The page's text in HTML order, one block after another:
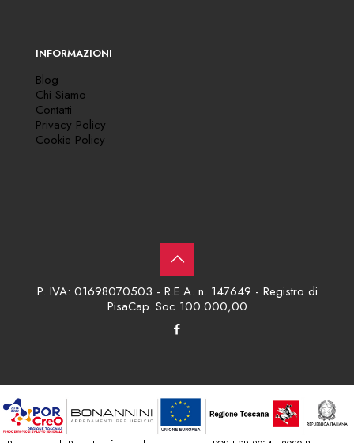
INFORMAZIONI
Blog
Chi Siamo
Contatti
Privacy Policy
Cookie Policy
P. IVA: 01698070503 - R.E.A. n. 147649 - Registro di
PisaCap. Soc 100.000,00